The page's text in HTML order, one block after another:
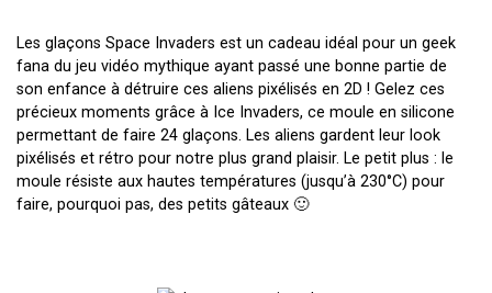
Les glaçons Space Invaders est un cadeau idéal pour un geek
fana du jeu vidéo mythique ayant passé une bonne partie de
son enfance à détruire ces aliens pixélisés en 2D ! Gelez ces
précieux moments grâce à Ice Invaders, ce moule en silicone
permettant de faire 24 glaçons. Les aliens gardent leur look
pixélisés et rétro pour notre plus grand plaisir. Le petit plus : le
moule résiste aux hautes températures (jusqu’à 230°C) pour
faire, pourquoi pas, des petits gâteaux 🙂